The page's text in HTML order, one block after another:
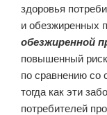
здоровья
и обезжиренных
обезжиренной
повышенный
по сравнению со
тогда как эти
потребителей